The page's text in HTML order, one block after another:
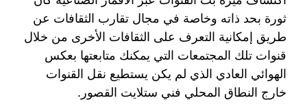
ثورة بحد ذاته وخاصة في مجال تقارب الثقافات عن
طريق إمكانية التعرف على الثقافات الأخرى من خلال
قنوات تلك المجتمعات التي يمكنك متابعتها بعكس
الهوائي العادي الذي لم يكن يستطيع نقل القنوات
خارج النطاق المحلي فني ستلايت القصور.